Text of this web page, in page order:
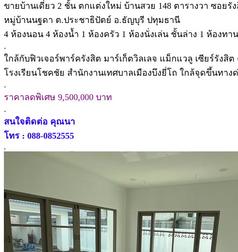
ขายบ้านเดี่ยว 2 ชั้น ตกแต่งใหม่ บ้านสวย 148 ตารางวา ซอยรั
หมู่บ้านนฐดา ต.ประชาธิปัตย์ อ.ธัญบุรี ปทุมธานี
4 ห้องนอน 4 ห้องน้ำ 1 ห้องครัว 1 ห้องนั่งเล่น ชั้นล่าง 1 ห้องท
.
ใกล้กับฟิวเจอร์พาร์ครังสิต มาร์เก็ตวิลเลจ แม็กแวลู เซียร์รัง
โรงเรียนโชคชัย สำนักงานเทศบาลเมืองบึงยี่โถ ใกล้จุดขึ้นทา
.
ราคาลดพิเศษ 9,500,000 บาท
.
สนใจติดต่อ คุณนา
โทร : 088-0852555
.